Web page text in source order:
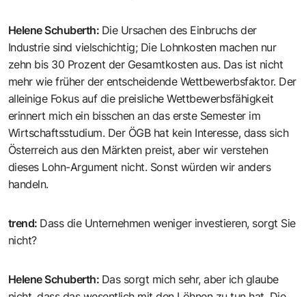
Helene Schuberth: Die Ursachen des Einbruchs der
Industrie sind vielschichtig; Die Lohnkosten machen nur
zehn bis 30 Prozent der Gesamtkosten aus. Das ist nicht
mehr wie früher der entscheidende Wettbewerbsfaktor. Der
alleinige Fokus auf die preisliche Wettbewerbsfähigkeit
erinnert mich ein bisschen an das erste Semester im
Wirtschaftsstudium. Der ÖGB hat kein Interesse, dass sich
Österreich aus den Märkten preist, aber wir verstehen
dieses Lohn-Argument nicht. Sonst würden wir anders
handeln.
trend: Dass die Unternehmen weniger investieren, sorgt Sie
nicht?
Helene Schuberth: Das sorgt mich sehr, aber ich glaube